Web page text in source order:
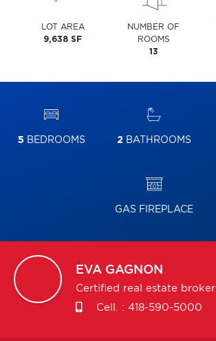
LOT AREA
9,638 SF
NUMBER OF
ROOMS
13
5 BEDROOMS 2BATHROOMS
GAS FIREPLACE
EVA GAGNON
Certified real estate broker
Cell. : 418-590-5000